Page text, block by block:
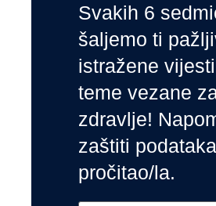
Svakih 6
šaljemo ti
istražene
teme vezane
zdravlje!
zaštiti
pročitao/la.